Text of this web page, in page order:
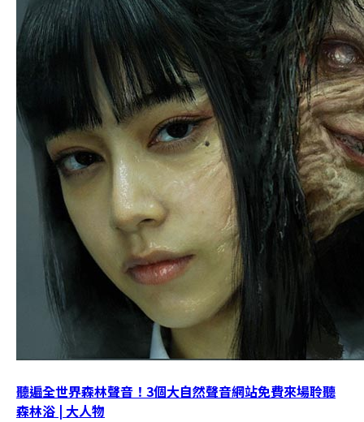
聽遍全世界森林聲音！3個大自然聲音網站免費來場聆聽
森林浴 | 大人物